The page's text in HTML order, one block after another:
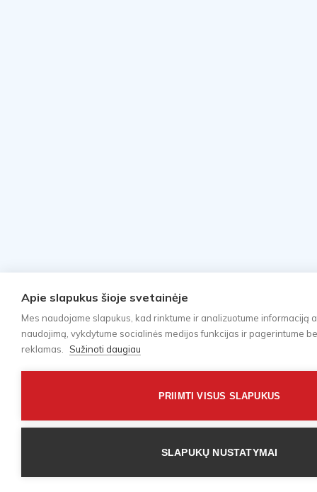
Apie slapukus šioje svetainėje
Mes naudojame slapukus, kad rinktume ir analizuotume informaciją
naudojimą, vykdytume socialinės medijos funkcijas ir pagerintume
reklamas.
Sužinoti daugiau
PRIIMTI VISUS SLAPUKUS
SLAPUKŲ NUSTATYMAI